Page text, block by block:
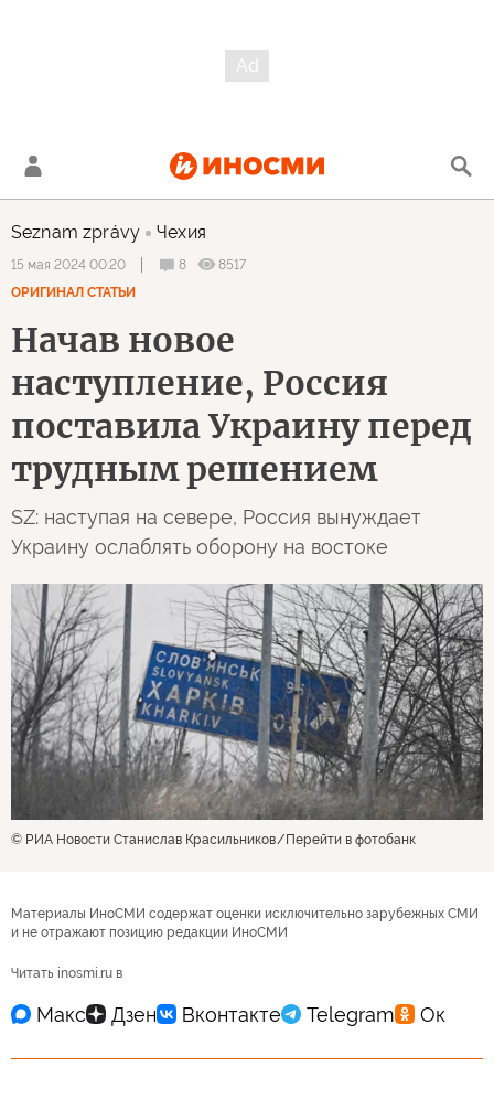
Seznam zprávy Чехия
15 мая 2024 00:20 8
8517
ОРИГИНАЛ СТАТЬИ
Начав новое
наступление, Россия
поставила Украину перед
трудным решением
SZ: наступая на севере, Россия вынуждает
Украину ослаблять оборону на востоке
© РИА Новости Станислав Красильников Перейти в фотобанк
Материалы ИноСМИ содержат оценки исключительно зарубежных СМИ
и не отражают позицию редакции ИноСМИ
Читать inosmi.ru в